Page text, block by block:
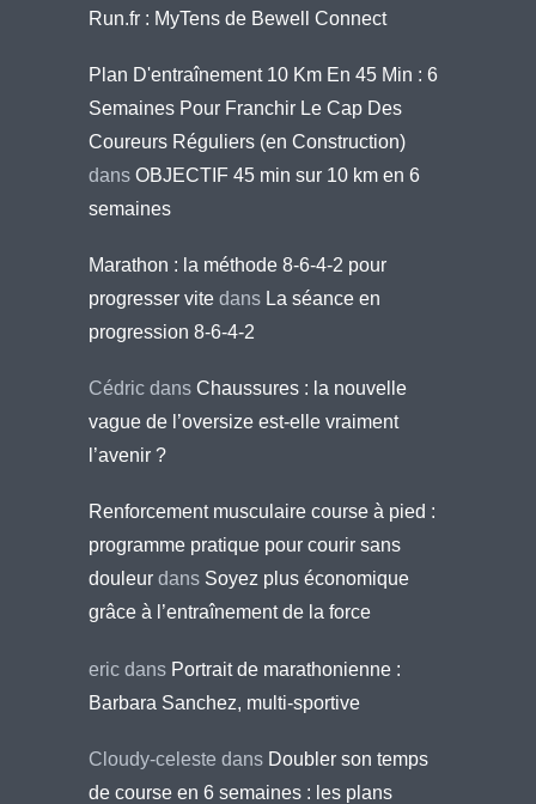
Run.fr : MyTens de Bewell Connect
Plan D'entraînement 10 Km En 45 Min : 6
Semaines Pour Franchir Le Cap Des
Coureurs Réguliers (en Construction)
dans OBJECTIF 45 min sur 10 km en 6
semaines
Marathon : la méthode 8-6-4-2 pour
progresser vite dans La séance en
progression 8-6-4-2
Cédric dans Chaussures : la nouvelle
vague de l’oversize est-elle vraiment
l’avenir ?
Renforcement musculaire course à pied :
programme pratique pour courir sans
douleur dans Soyez plus économique
grâce à l’entraînement de la force
eric dans Portrait de marathonienne :
Barbara Sanchez, multi-sportive
Cloudy-celeste dans Doubler son temps
de course en 6 semaines : les plans